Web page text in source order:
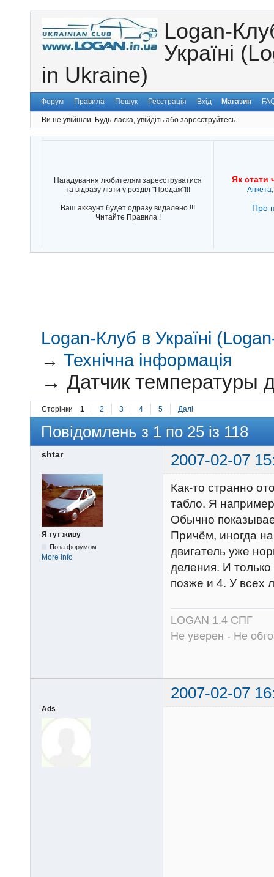
Logan-
Україні
in Ukraine)
Форум Правила Пошук Реєстрація Вхід Магазин
Ви не увійшли. Будь-ласка, увійдіть або зареєструйтесь.
Нагадування любителям зареєструватися
та відразу лізти у розділ "Продаж"!!!
Ваш аккаунт будет одразу видалено !!!
Читайте Правила !
Як стати
Про
Logan-Клуб в Україні
→Технічна інформація
→Датчик температуры
Сторінки 1 2 3 4 5 Далі
Повідомлень з 1 по 25 із 118
shtar 2007-02-07
Я тут живу
Поза форумом
More info
Как-то странно
табло. Я
Обычно
Причём, иногда
двигатель уже
деления. И
позже и 4. У всех
LOGAN 1.4 СПГ
Не уверен - Не
2007-02-07
Ads